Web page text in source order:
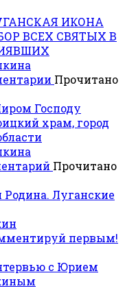
ИКОНА
ВСЕХ СВЯТЫХ В
Прочитано
Господу
храм, город
Прочитано
Родина. Луганские
первым!
с Юрием